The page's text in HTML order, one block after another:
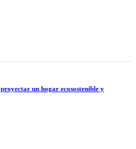
un hogar ecosostenible y